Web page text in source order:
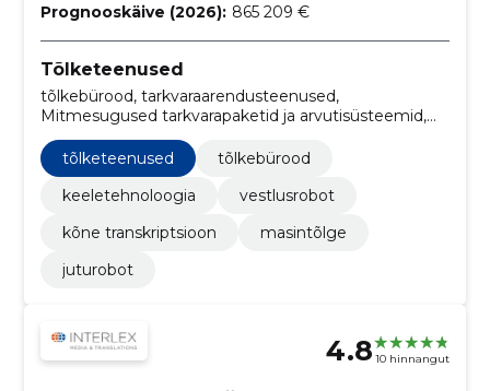
Prognooskäive (2026): 865 209 €
Tõlketeenused
tõlkebürood, tarkvaraarendusteenused,
Mitmesugused tarkvarapaketid ja arvutisüsteemid,
masintõlge, juturobot
tõlketeenused
tõlkebürood
keeletehnoloogia
vestlusrobot
kõne transkriptsioon
masintõlge
juturobot
4.8 10 hinnangut